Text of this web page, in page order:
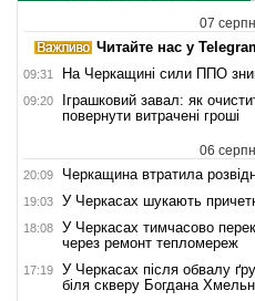
07
Читайте нас у
09:31 На Черкащині сили ППО
09:20
Іграшковий завал: як
повернути витрачені гроші
06
20:09 Черкащина втратила
19:03 У Черкасах шукають
18:08
У Черкасах тимчасово
через ремонт тепломереж
17:19
У Черкасах після обвалу
біля скверу Богдана